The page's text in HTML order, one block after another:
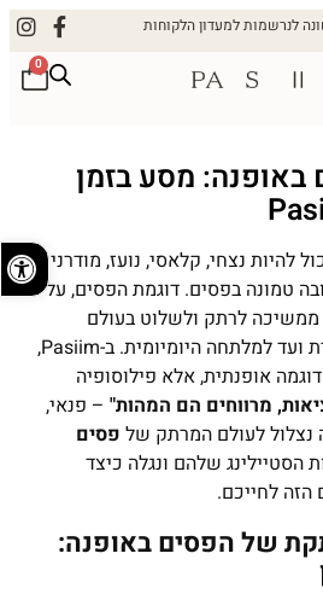
0
מסע בזמן
להיות נצחי, קלאסי, נועז, מודרני
טמונה בפסים. דוגמת הפסים, על
ממשיכה לרתק ולשלוט בעולם
האופנה, מקולקציות עילית ועד למלתחה היומיומית. ב-Pasiim,
אופנתית, אלא פילוסופיה
מרווחים הם המהות" – פנאי,
נצלול לעולם המרתק של פסים
הסטיילינג שלהם ונגלה כיצד
של הפסים באופנה: